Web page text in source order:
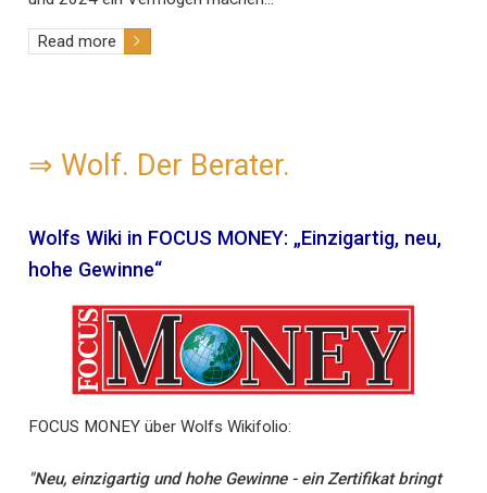
Read more
⇒ Wolf. Der Berater.
Wolfs Wiki in FOCUS MONEY: „Einzigartig, neu,
hohe Gewinne“
FOCUS MONEY über Wolfs Wikifolio:
"Neu, einzigartig und hohe Gewinne - ein Zertifikat bringt